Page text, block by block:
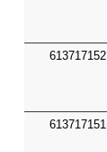
613717152
613717151